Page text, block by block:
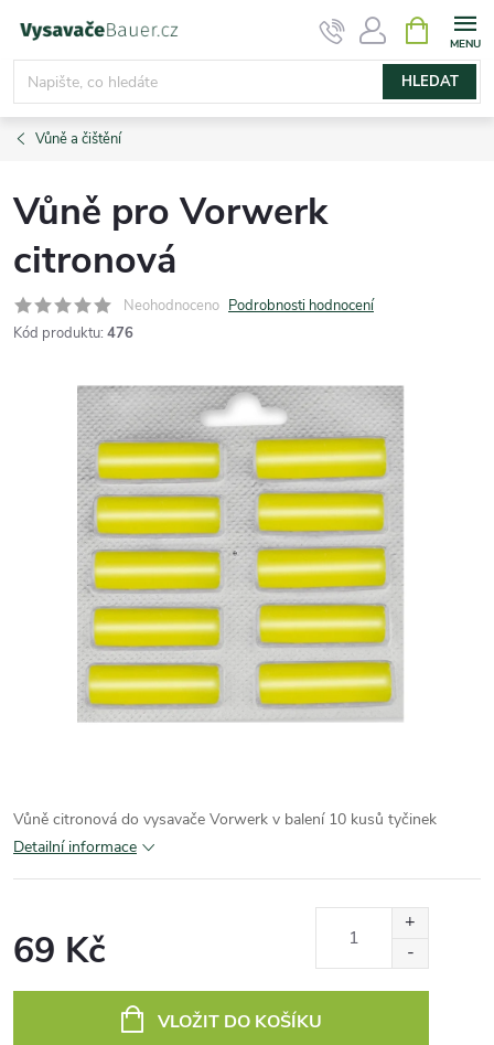
obsah
HLEDAT
NÁKUPNÍ
KOŠÍK
Vůně a čištění
Vůně pro Vorwerk
citronová
Neohodnoceno Podrobnosti hodnocení
Kód produktu: 476
Vůně citronová do vysavače Vorwerk v balení 10 kusů tyčinek
Detailní informace
69 Kč
VLOŽIT DO KOŠÍKU